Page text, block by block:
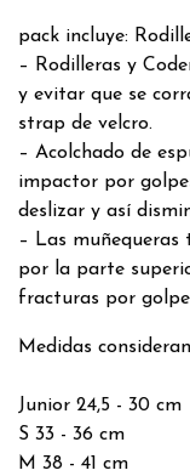
pack incluye:
– Rodilleras y
y evitar que se
strap de velcro.
– Acolchado de
impactor por
deslizar y así
– Las muñequeras
por la parte
fracturas por
Medidas
Junior 24,5 - 30 cm
S 33 - 36 cm
M 38 - 41 cm